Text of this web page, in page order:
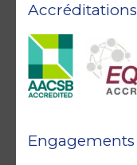
Accréditations
Engagements